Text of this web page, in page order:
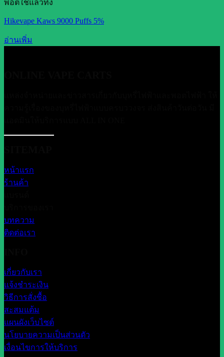
พอตใช้แล้วทิ้ง
Hikevape Kaws 9000 Puffs 5%
อ่านเพิ่ม
หน้าแรก
ร้านค้า
บทความ
ติดต่อเรา
เกี่ยวกับเรา
แจ้งชำระเงิน
วิธีการสั่งซื้อ
สะสมแต้ม
แผนผังเว็บไซต์
นโยบายความเป็นส่วนตัว
เงื่อนไขการให้บริการ